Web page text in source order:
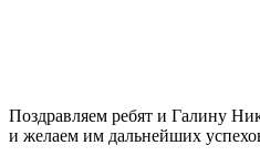
Поздравляем ребят и Галину
и желаем им дальнейших